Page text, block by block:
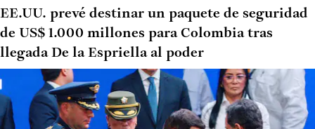
EE.UU. prevé destinar un paquete de seguridad
de US$ 1.000 millones para Colombia tras
llegada De la Espriella al poder